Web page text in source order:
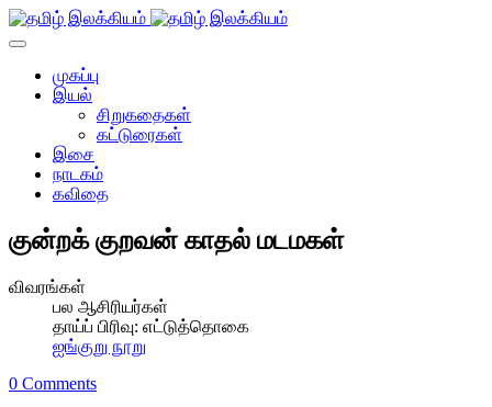
முகப்பு
இயல்
சிறுகதைகள்
கட்டுரைகள்
இசை
நாடகம்
கவிதை
குன்றக் குறவன் காதல் மடமகள்
விவரங்கள்
பல ஆசிரியர்கள்
தாய்ப் பிரிவு: எட்டுத்தொகை
ஐங்குறு நூறு
0 Comments